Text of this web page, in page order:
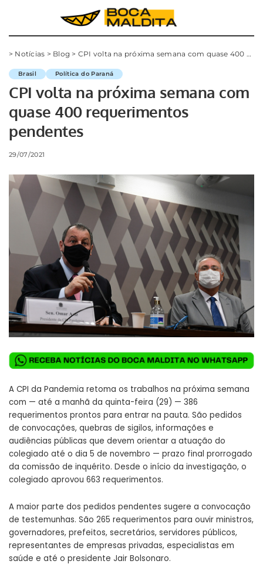
> Notícias > Blog > CPI volta na próxima semana com quase 400 requerimentos pendentes
Brasil Política do Paraná
CPI volta na próxima semana com
quase 400 requerimentos
pendentes
29/07/2021
A CPI da Pandemia retoma os trabalhos na próxima semana
com — até a manhã da quinta-feira (29) — 386
requerimentos prontos para entrar na pauta. São pedidos
de convocações, quebras de sigilos, informações e
audiências públicas que devem orientar a atuação do
colegiado até o dia 5 de novembro — prazo final prorrogado
da comissão de inquérito. Desde o início da investigação, o
colegiado aprovou 663 requerimentos.
A maior parte dos pedidos pendentes sugere a convocação
de testemunhas. São 265 requerimentos para ouvir ministros,
governadores, prefeitos, secretários, servidores públicos,
representantes de empresas privadas, especialistas em
saúde e até o presidente Jair Bolsonaro.